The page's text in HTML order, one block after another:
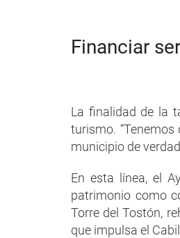
Financiar
La finalidad de la
turismo.
municipio de
En esta línea, el
patrimonio como
Torre del Tostón,
que impulsa el